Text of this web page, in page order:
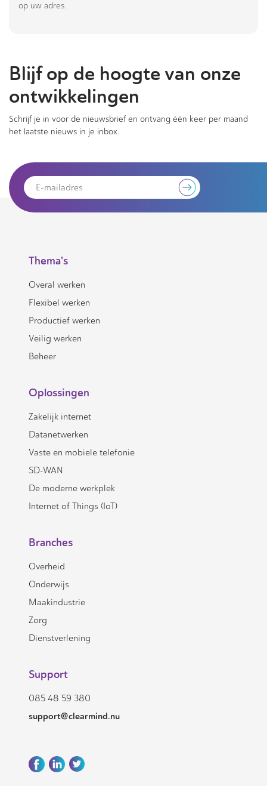
op uw adres.
Blijf op de hoogte van onze
ontwikkelingen
Schrijf je in voor de nieuwsbrief en ontvang één keer per maand
het laatste nieuws in je inbox.
Thema's
Overal werken
Flexibel werken
Productief werken
Veilig werken
Beheer
Oplossingen
Zakelijk internet
Datanetwerken
Vaste en mobiele telefonie
SD-WAN
De moderne werkplek
Internet of Things (IoT)
Branches
Overheid
Onderwijs
Maakindustrie
Zorg
Dienstverlening
Support
085 48 59 380
support@clearmind.nu